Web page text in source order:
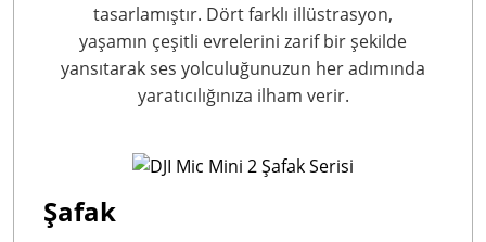
tasarlamıştır. Dört farklı illüstrasyon,
yaşamın çeşitli evrelerini zarif bir şekilde
yansıtarak ses yolculuğunuzun her adımında
yaratıcılığınıza ilham verir.
Şafak